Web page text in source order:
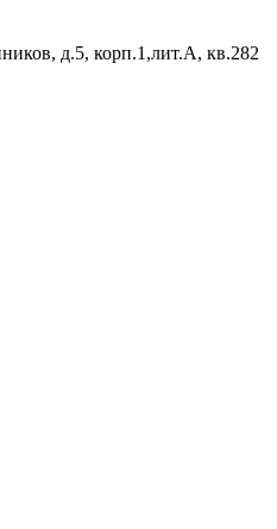
д.5, корп.1,лит.А, кв.282